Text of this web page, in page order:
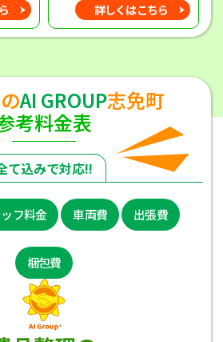
詳しくはこちら
AI GROUP志免町
考料金表
て込みで対応!!
フ料金 車両費 出張費
梱包費